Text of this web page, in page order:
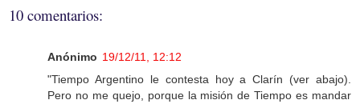
10 comentarios:
Anónimo 19/12/11, 12:12
"Tiempo Argentino le contesta hoy a Clarín (ver abajo).
Pero no me quejo, porque la misión de Tiempo es mandar